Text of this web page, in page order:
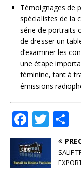
Témoignages de
spécialistes de la
série de portraits
de dresser un
d’examiner les
une étape
féminine, tant à
émissions
F
a
c
e
T
w
it
teg
SALIF